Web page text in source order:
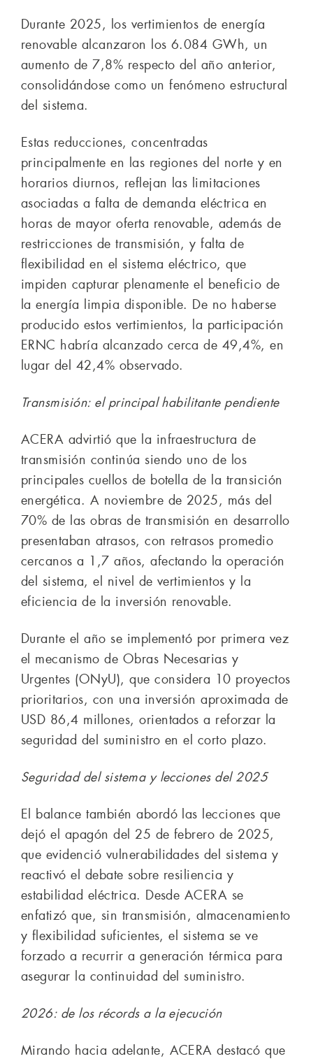
Durante 2025, los vertimientos de energía
renovable alcanzaron los 6.084 GWh, un
aumento de 7,8% respecto del año anterior,
consolidándose como un fenómeno estructural
del sistema.
Estas reducciones, concentradas
principalmente en las regiones del norte y en
horarios diurnos, reflejan las limitaciones
asociadas a falta de demanda eléctrica en
horas de mayor oferta renovable, además de
restricciones de transmisión, y falta de
flexibilidad en el sistema eléctrico, que
impiden capturar plenamente el beneficio de
la energía limpia disponible. De no haberse
producido estos vertimientos, la participación
ERNC habría alcanzado cerca de 49,4%, en
lugar del 42,4% observado.
Transmisión: el principal habilitante pendiente
ACERA advirtió que la infraestructura de
transmisión continúa siendo uno de los
principales cuellos de botella de la transición
energética. A noviembre de 2025, más del
70% de las obras de transmisión en desarrollo
presentaban atrasos, con retrasos promedio
cercanos a 1,7 años, afectando la operación
del sistema, el nivel de vertimientos y la
eficiencia de la inversión renovable.
Durante el año se implementó por primera vez
el mecanismo de Obras Necesarias y
Urgentes (ONyU), que considera 10 proyectos
prioritarios, con una inversión aproximada de
USD 86,4 millones, orientados a reforzar la
seguridad del suministro en el corto plazo.
Seguridad del sistema y lecciones del 2025
El balance también abordó las lecciones que
dejó el apagón del 25 de febrero de 2025,
que evidenció vulnerabilidades del sistema y
reactivó el debate sobre resiliencia y
estabilidad eléctrica. Desde ACERA se
enfatizó que, sin transmisión, almacenamiento
y flexibilidad suficientes, el sistema se ve
forzado a recurrir a generación térmica para
asegurar la continuidad del suministro.
2026: de los récords a la ejecución
Mirando hacia adelante, ACERA destacó que